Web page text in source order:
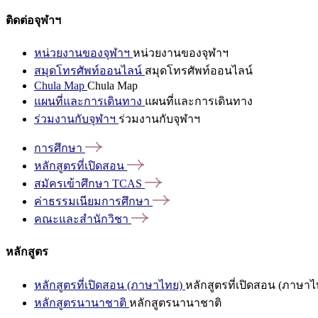
ติดต่อจุฬาฯ
หน่วยงานของจุฬาฯ หน่วยงานของจุฬาฯ
สมุดโทรศัพท์ออนไลน์ สมุดโทรศัพท์ออนไลน์
Chula Map Chula Map
แผนที่และการเดินทาง แผนที่และการเดินทาง
ร่วมงานกับจุฬาฯ ร่วมงานกับจุฬาฯ
การศึกษา
หลักสูตรที่เปิดสอน
สมัครเข้าศึกษา TCAS
ค่าธรรมเนียมการศึกษา
คณะและสำนักวิชา
หลักสูตร
หลักสูตรที่เปิดสอน (ภาษาไทย) หลักสูตรที่เปิดสอน (ภาษาไ
หลักสูตรนานาชาติ หลักสูตรนานาชาติ